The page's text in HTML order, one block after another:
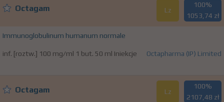
Octagam Lz
100%
1053,74 zł
Immunoglobulinum humanum normale
inf. [roztw.] 100 mg/ml 1 but. 50 ml Iniekcje Octapharma (IP) Limited
Octagam Lz
100%
2107,48 zł